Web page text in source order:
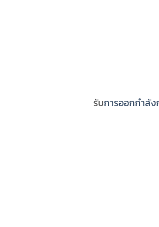
รับการออกกำลั